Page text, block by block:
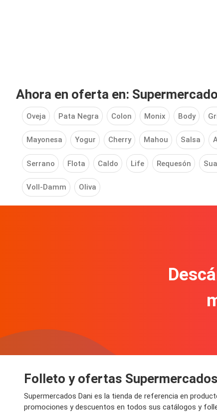
Ahora en oferta en:
Oveja Pata Negra Colon Monix Body
Mayonesa Yogur Cherry Mahou Salsa
Serrano Flota Caldo Life Requesón
Voll-Damm Oliva
Folleto y ofertas
Supermercados Dani es la tienda de referencia en
promociones y descuentos en todos sus catálogos y